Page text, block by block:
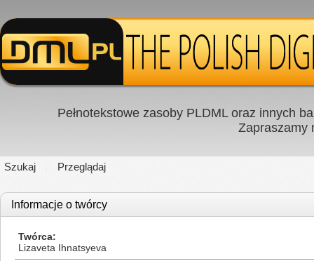
Pełnotekstowe zasoby PLDML oraz innych
Zapraszamy
Szukaj Przeglądaj
Informacje o twórcy
Twórca
Lizaveta Ihnatsyeva